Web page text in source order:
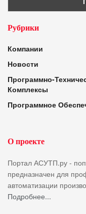
Рубрики
Компании
Новости
Программно-
Комплексы
Программное
О проекте
Портал АСУТП.ру -
предназначен для
автоматизации
Подробнее...